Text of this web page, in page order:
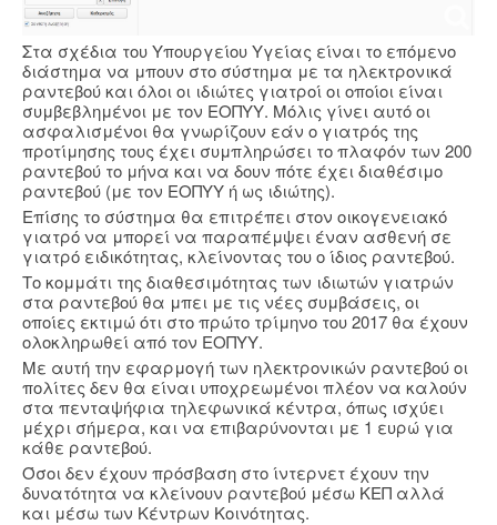
Στα σχέδια του Υπουργείου Υγείας είναι το επόμενο
διάστημα να μπουν στο σύστημα με τα ηλεκτρονικά
ραντεβού και όλοι οι ιδιώτες γιατροί οι οποίοι είναι
συμβεβλημένοι με τον ΕΟΠΥΥ. Μόλις γίνει αυτό οι
ασφαλισμένοι θα γνωρίζουν εάν ο γιατρός της
προτίμησης τους έχει συμπληρώσει το πλαφόν των 200
ραντεβού το μήνα και να δουν πότε έχει διαθέσιμο
ραντεβού (με τον ΕΟΠΥΥ ή ως ιδιώτης).
Επίσης το σύστημα θα επιτρέπει στον οικογενειακό
γιατρό να μπορεί να παραπέμψει έναν ασθενή σε
γιατρό ειδικότητας, κλείνοντας του ο ίδιος ραντεβού.
Το κομμάτι της διαθεσιμότητας των ιδιωτών γιατρών
στα ραντεβού θα μπει με τις νέες συμβάσεις, οι
οποίες εκτιμώ ότι στο πρώτο τρίμηνο του 2017 θα έχουν
ολοκληρωθεί από τον ΕΟΠΥΥ.
Με αυτή την εφαρμογή των ηλεκτρονικών ραντεβού οι
πολίτες δεν θα είναι υποχρεωμένοι πλέον να καλούν
στα πενταψήφια τηλεφωνικά κέντρα, όπως ισχύει
μέχρι σήμερα, και να επιβαρύνονται με 1 ευρώ για
κάθε ραντεβού.
Όσοι δεν έχουν πρόσβαση στο ίντερνετ έχουν την
δυνατότητα να κλείνουν ραντεβού μέσω ΚΕΠ αλλά
και μέσω των Κέντρων Κοινότητας.